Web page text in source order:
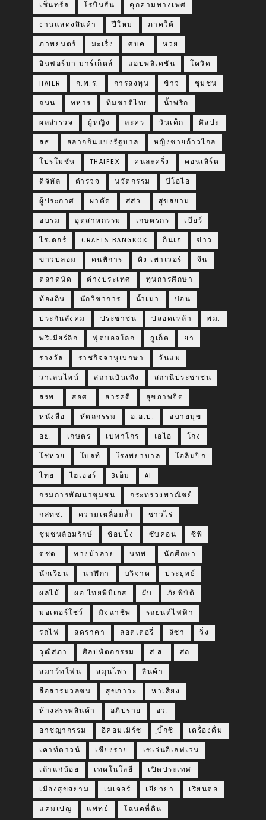
เซ็นทรัล โรบินสัน คุกคามทางเพศ
งานแสดงสินค้า ปีใหม่ ภาคใต้
ภาพยนตร์ มะเร็ง ศบค. หวย
อินฟอร์มา มาร์เก็ตส์ แอปพลิเคชัน โควิด
HAIER ก.พ.ร. การลงทุน ข้าว ชุมชน
ถนน ทหาร ทีมชาติไทย น้ำพริก
ผลสำรวจ ผู้หญิง ละคร วันเด็ก ศิลปะ
สธ. สลากกินแบ่งรัฐบาล หญิงชายก้าวไกล
โปรโมชั่น THAIFEX คนละครึ่ง คอนเสิร์ต
ดิจิทัล ตำรวจ นวัตกรรม บีโอไอ
ผู้ประกาศ ผ่าตัด สสว. สุขสยาม
อบรม อุตสาหกรรม เกษตรกร เบียร์
ไรเดอร์ CRAFTS BANGKOK กินเจ ข่าว
ข่าวปลอม คนพิการ คิง เพาเวอร์ จีน
ตลาดนัด ต่างประเทศ ทุนการศึกษา
ท้องถิ่น นักวิชาการ น้ำเมา บ่อน
ประกันสังคม ประชาชน ปลอดเหล้า พม.
พรีเมียร์ลีก ฟุตบอลโลก ภูเก็ต ยา
รางวัล ราชกิจจานุเบกษา วันแม่
วาเลนไทน์ สถานบันเทิง สถานีประชาชน
สรพ. สอศ. สารคดี สุขภาพจิต
หนังสือ หัตถกรรม อ.อ.ป. อบายมุข
อย. เกษตร เบทาโกร เอไอ โกง
โชห่วย โบลท์ โรงพยาบาล โอลิมปิก
ไทย ไฮเออร์ 3เอ็ม AI
กรมการพัฒนาชุมชน กระทรวงพาณิชย์
กสทช. ความเหลื่อมล้ำ ชาวไร่
ชุมชนล้อมรักษ์ ช้อปปิ้ง ซับคอน ซีพี
ตชด. ทางม้าลาย นทพ. นักศึกษา
นักเรียน นาฬิกา บริจาค ประยุทธ์
ผลไม้ ผอ.ไทยพีบีเอส ผับ ภัยพิบัติ
มอเตอร์โชว์ มิจฉาชีพ รถยนต์ไฟฟ้า
รถไฟ ลดราคา ลอตเตอรี่ ลิซ่า วิ่ง
วุฒิสภา ศิลปหัตถกรรม ส.ส. สถ.
สมาร์ทโฟน สมุนไพร สินค้า
สื่อสารมวลชน สุขภาวะ หาเสียง
ห้างสรรพสินค้า อภิปราย อว.
อาชญากรรม อีคอมเมิร์ซ ฺบิ๊กซี เครื่องดื่ม
เคาท์ดาวน์ เชียงราย เซเว่นอีเลฟเว่น
เถ้าแก่น้อย เทคโนโลยี เปิดประเทศ
เมืองสุขสยาม เมเจอร์ เยียวยา เรียนต่อ
แคมเปญ แพทย์ โฉนดที่ดิน